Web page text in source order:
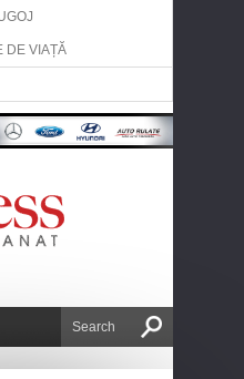
DE VIAȚĂ